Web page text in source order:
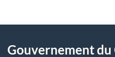
D
propos
Gouvernement du